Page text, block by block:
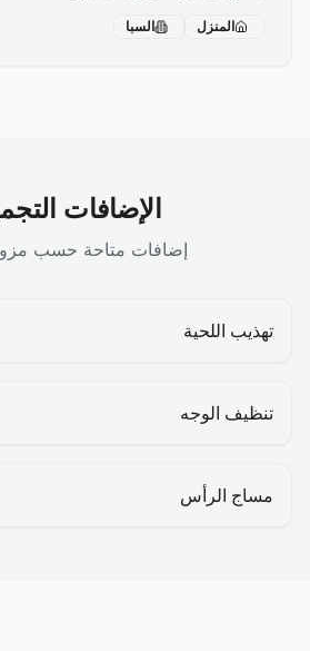
المنزل السبا
الإضافات
إضافات متاحة حسب
تهذيب اللحية
تنظيف الوجه
مساج الرأس